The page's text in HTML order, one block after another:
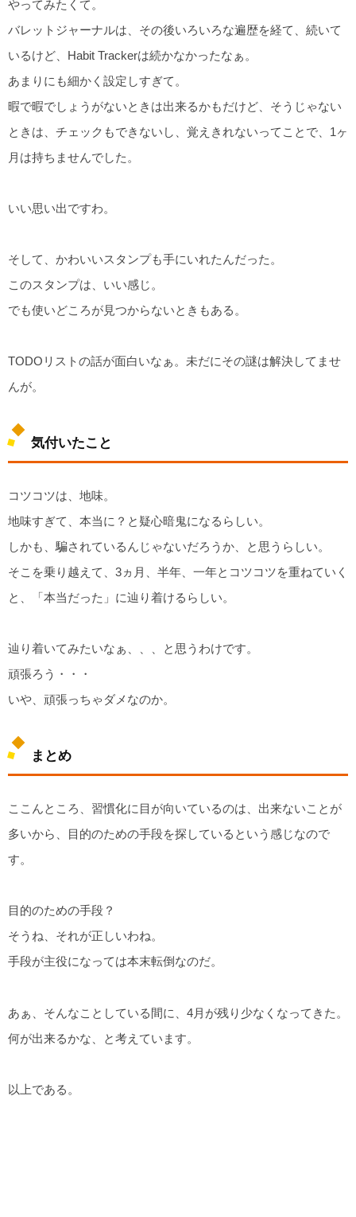
やってみたくて。
バレットジャーナルは、その後いろいろな遍歴を経て、続いて
いるけど、Habit Trackerは続かなかったなぁ。
あまりにも細かく設定しすぎて。
暇で暇でしょうがないときは出来るかもだけど、そうじゃない
ときは、チェックもできないし、覚えきれないってことで、1ヶ
月は持ちませんでした。
いい思い出ですわ。
そして、かわいいスタンプも手にいれたんだった。
このスタンプは、いい感じ。
でも使いどころが見つからないときもある。
TODOリストの話が面白いなぁ。未だにその謎は解決してませ
んが。
気付いたこと
コツコツは、地味。
地味すぎて、本当に？と疑心暗鬼になるらしい。
しかも、騙されているんじゃないだろうか、と思うらしい。
そこを乗り越えて、3ヵ月、半年、一年とコツコツを重ねていく
と、「本当だった」に辿り着けるらしい。
辿り着いてみたいなぁ、、、と思うわけです。
頑張ろう・・・
いや、頑張っちゃダメなのか。
まとめ
ここんところ、習慣化に目が向いているのは、出来ないことが
多いから、目的のための手段を探しているという感じなので
す。
目的のための手段？
そうね、それが正しいわね。
手段が主役になっては本末転倒なのだ。
あぁ、そんなことしている間に、4月が残り少なくなってきた。
何が出来るかな、と考えています。
以上である。